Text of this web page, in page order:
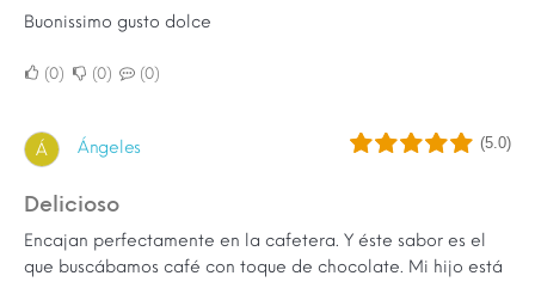
Buonissimo gusto dolce
0 0 0
Á Ángeles (5.0)
Delicioso
Encajan perfectamente en la cafetera. Y éste sabor es el
que buscábamos café con toque de chocolate. Mi hijo está